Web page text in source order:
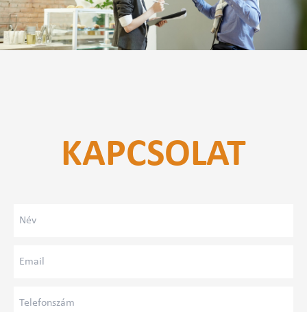
KAPCSOLAT
hogy többet tudjon meg EAP szolgáltatásainkról,
kérjen egy bemutatót, vagy tájékozódjon az